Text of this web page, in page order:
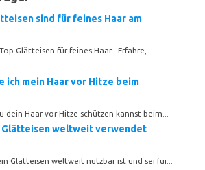
sind für feines Haar am
Glätteisen für feines Haar - Erfahre,
ich mein Haar vor Hitze beim
dein Haar vor Hitze schützen kannst beim...
Glätteisen weltweit verwendet
Glätteisen weltweit nutzbar ist und sei für...